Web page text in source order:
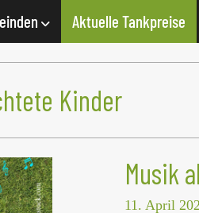
Aktuelle Tankpreise
Kinder
Musik
11. April